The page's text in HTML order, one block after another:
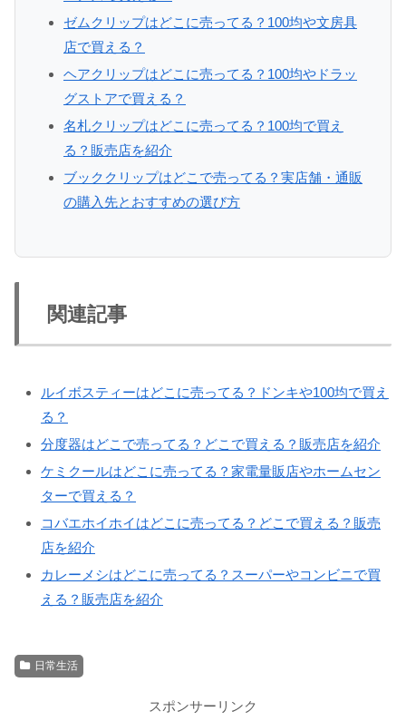
ゼムクリップはどこに売ってる？100均や文房具
店で買える？
ヘアクリップはどこに売ってる？100均やドラッ
グストアで買える？
名札クリップはどこに売ってる？100均で買え
る？販売店を紹介
ブッククリップはどこで売ってる？実店舗・通販
の購入先とおすすめの選び方
関連記事
ルイボスティーはどこに売ってる？ドンキや100均で買え
る？
分度器はどこで売ってる？どこで買える？販売店を紹介
ケミクールはどこに売ってる？家電量販店やホームセン
ターで買える？
コバエホイホイはどこに売ってる？どこで買える？販売
店を紹介
カレーメシはどこに売ってる？スーパーやコンビニで買
える？販売店を紹介
日常生活
スポンサーリンク